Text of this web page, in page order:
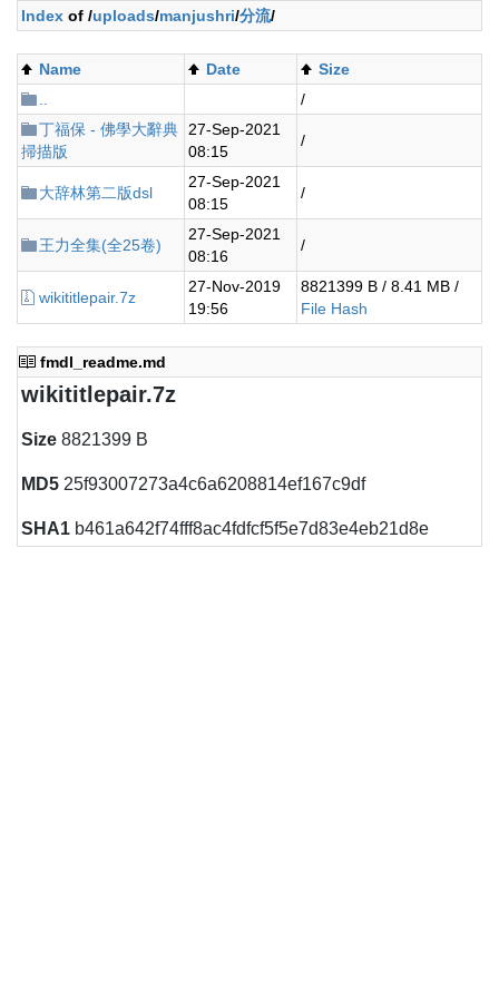
Index of /uploads/manjushri/分流/
Name Date
Size
/
丁福保 - 佛學大辭典
掃描版
27-Sep-2021
08:15
/
大辞林第二版dsl
27-Sep-2021
08:15
/
王力全集(全25卷)
27-Sep-2021
08:16
/
wikititlepair.7z
27-Nov-2019
19:56
8821399 B / 8.41 MB /
File Hash
fmdl_readme.md
wikititlepair.7z
Size 8821399 B
MD5 25f93007273a4c6a6208814ef167c9df
SHA1 b461a642f74fff8ac4fdfcf5f5e7d83e4eb21d8e